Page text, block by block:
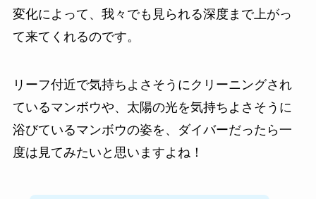
変化によって、我々でも見られる深度まで上がっ
て来てくれるのです。
リーフ付近で気持ちよさそうにクリーニングされ
ているマンボウや、太陽の光を気持ちよさそうに
浴びているマンボウの姿を、ダイバーだったら一
度は見てみたいと思いますよね！